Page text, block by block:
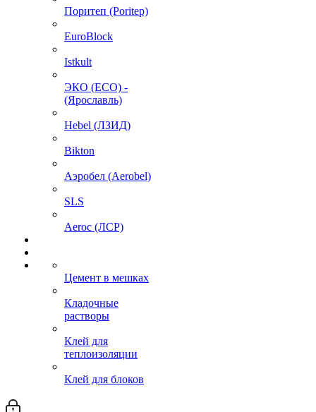
Поритеп (Poritep)
EuroBlock
Istkult
ЭКО (ECO) -
(Ярославль)
Hebel (ЛЗИД)
Bikton
Аэробел (Aerobel)
SLS
Aeroc (ЛСР)
Цемент в мешках
Кладочные
растворы
Клей для
теплоизоляции
Клей для блоков